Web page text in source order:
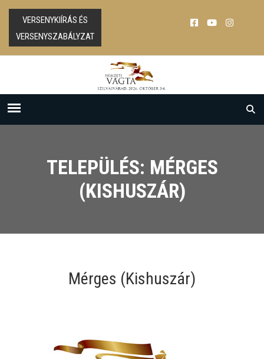
VERSENYKIÍRÁS ÉS
VERSENYSZABÁLYZAT
TELEPÜLÉS: MÉRGES
(KISHUSZÁR)
Mérges (Kishuszár)